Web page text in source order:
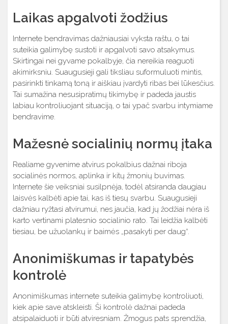
Laikas apgalvoti žodžius
Internete bendravimas dažniausiai vyksta raštu, o tai
suteikia galimybę sustoti ir apgalvoti savo atsakymus.
Skirtingai nei gyvame pokalbyje, čia nereikia reaguoti
akimirksniu. Suaugusieji gali tiksliau suformuluoti mintis,
pasirinkti tinkamą toną ir aiškiau įvardyti ribas bei lūkesčius.
Tai sumažina nesusipratimų tikimybę ir padeda jaustis
labiau kontroliuojant situaciją, o tai ypač svarbu intymiame
bendravime.
Mažesnė socialinių normų įtaka
Realiame gyvenime atvirus pokalbius dažnai riboja
socialinės normos, aplinka ir kitų žmonių buvimas.
Internete šie veiksniai susilpnėja, todėl atsiranda daugiau
laisvės kalbėti apie tai, kas iš tiesų svarbu. Suaugusieji
dažniau ryžtasi atvirumui, nes jaučia, kad jų žodžiai nėra iš
karto vertinami platesnio socialinio rato. Tai leidžia kalbėti
tiesiau, be užuolankų ir baimės „pasakyti per daug“.
Anonimiškumas ir tapatybės
kontrolė
Anonimiškumas internete suteikia galimybę kontroliuoti,
kiek apie save atskleisti. Ši kontrolė dažnai padeda
atsipalaiduoti ir būti atviresniam. Žmogus pats sprendžia,